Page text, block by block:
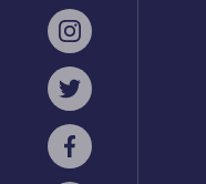
Instagram
Twitter
Facebook